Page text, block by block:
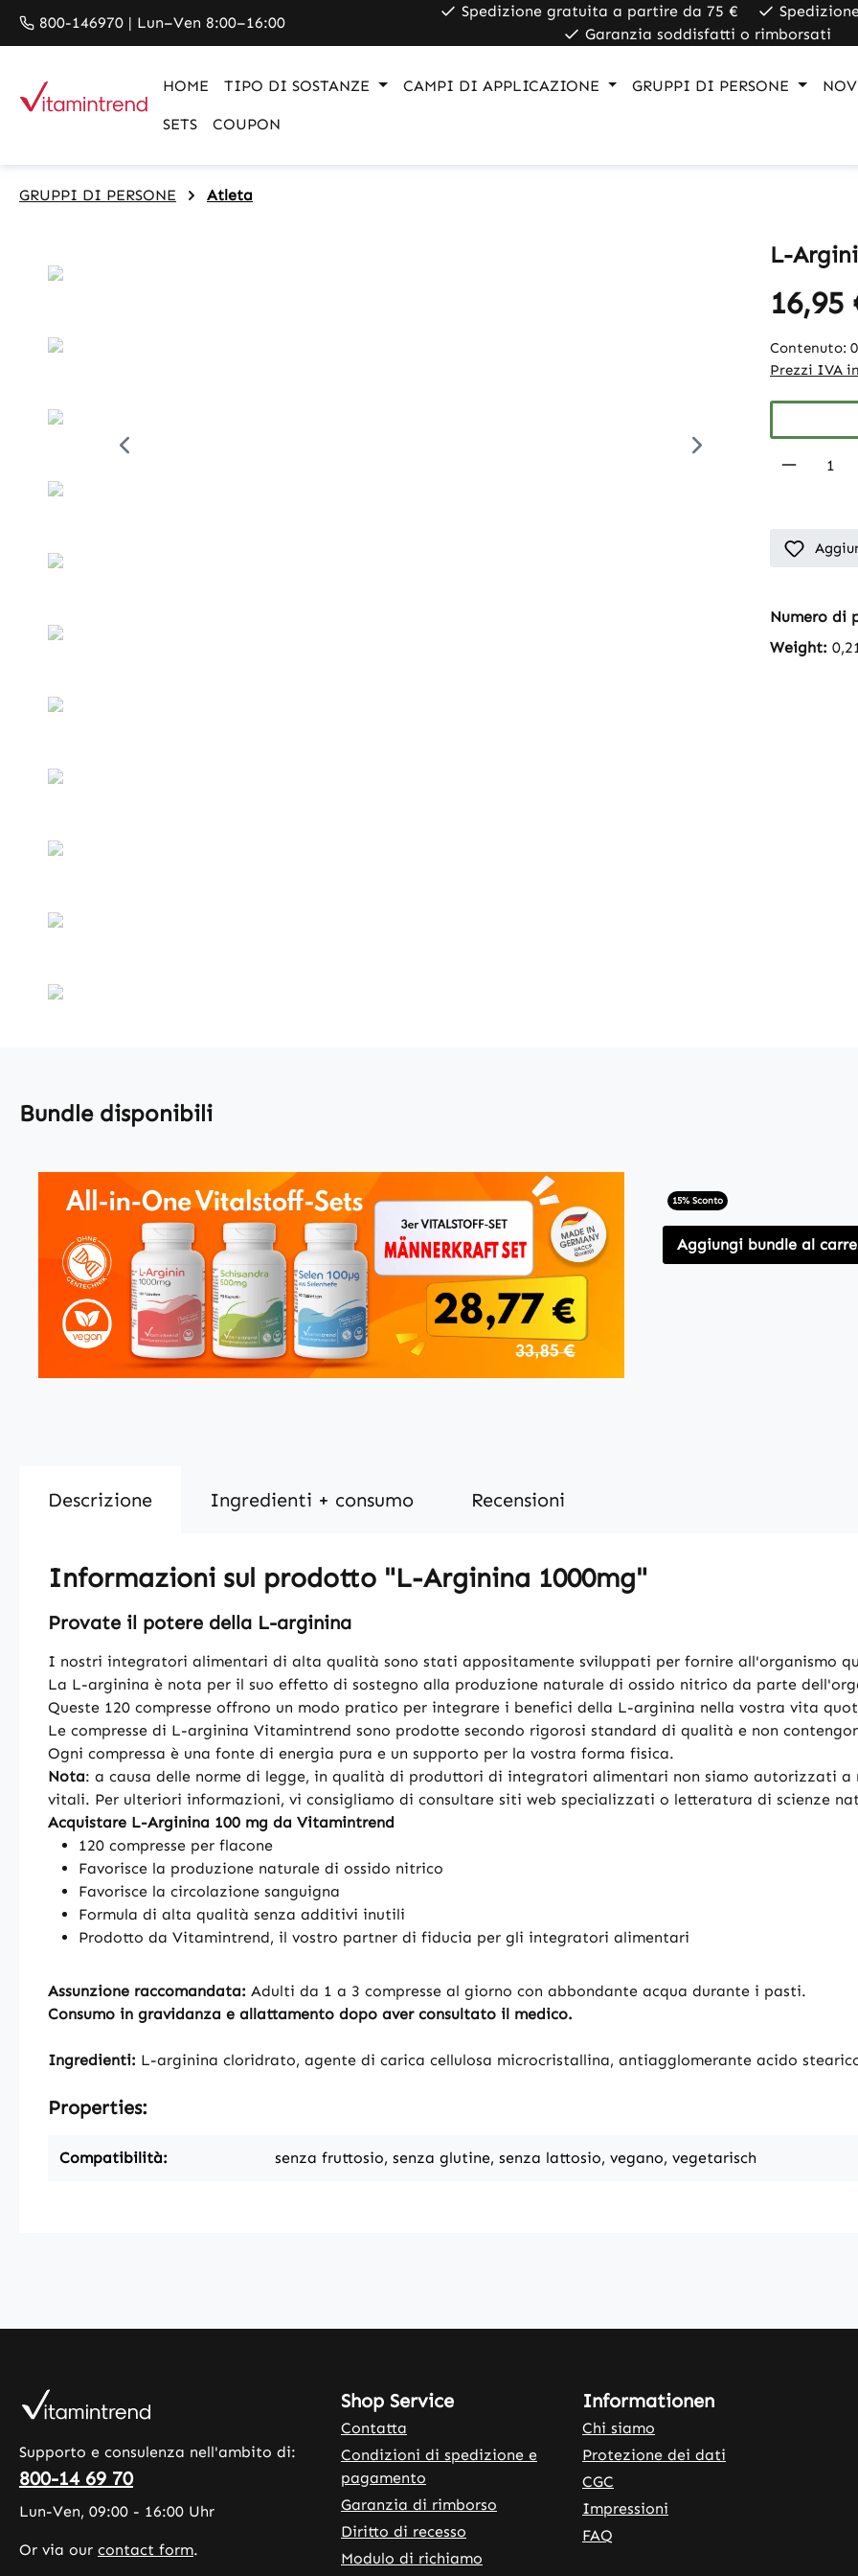
Skip to main navigation
800-146970 | Lun–Ven 8:00–16:00
Spedizione gratuita a partire da 75 €
Garanzia soddisfatti o rimborsati
HOME TIPO DI SOSTANZE CAMPI DI APPLICAZIONE GRUPPI DI PERSONE
SETS COUPON
GRUPPI DI PERSONE Atleta
L-
16,95
Contenuto:
Prezzi IVA
Numero di
Weight:
Bundle disponibili
15% Sconto
Aggiungi bundle al
Descrizione Ingredienti + consumo Recensioni
Informazioni sul prodotto "L-Arginina 1000mg"
Provate il potere della L-arginina
I nostri integratori alimentari di alta qualità sono stati appositamente sviluppati per fornire all'organismo
La L-arginina è nota per il suo effetto di sostegno alla produzione naturale di ossido nitrico da parte
Queste 120 compresse offrono un modo pratico per integrare i benefici della L-arginina nella vostra vita
Le compresse di L-arginina Vitamintrend sono prodotte secondo rigorosi standard di qualità e non
Ogni compressa è una fonte di energia pura e un supporto per la vostra forma fisica.
Nota: a causa delle norme di legge, in qualità di produttori di integratori alimentari non siamo autorizzati
vitali. Per ulteriori informazioni, vi consigliamo di consultare siti web specializzati o letteratura di scienze
Acquistare L-Arginina 100 mg da Vitamintrend
120 compresse per flacone
Favorisce la produzione naturale di ossido nitrico
Favorisce la circolazione sanguigna
Formula di alta qualità senza additivi inutili
Prodotto da Vitamintrend, il vostro partner di fiducia per gli integratori alimentari
Assunzione raccomandata: Adulti da 1 a 3 compresse al giorno con abbondante acqua durante i pasti.
Consumo in gravidanza e allattamento dopo aver consultato il medico.
Ingredienti: L-arginina cloridrato, agente di carica cellulosa microcristallina, antiagglomerante acido
Properties:
Compatibilità: senza fruttosio, senza glutine, senza lattosio, vegano, vegetarisch
Supporto e consulenza nell'ambito di:
800-14 69 70
Lun-Ven, 09:00 - 16:00 Uhr
Or via our contact form.
Shop Service
Contatta
Condizioni di spedizione e
pagamento
Garanzia di rimborso
Diritto di recesso
Modulo di richiamo
Informationen
Chi siamo
Protezione dei dati
CGC
Impressioni
FAQ